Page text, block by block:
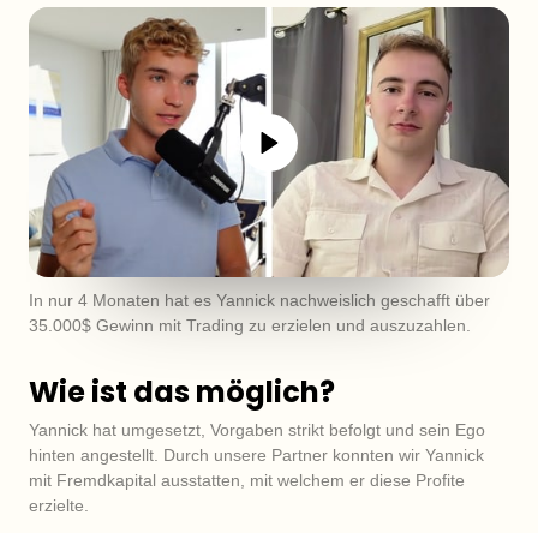
In nur 4 Monaten hat es Yannick nachweislich geschafft über
35.000$ Gewinn mit Trading zu erzielen und auszuzahlen.
Wie ist das möglich?
Yannick hat umgesetzt, Vorgaben strikt befolgt und sein Ego
hinten angestellt. Durch unsere Partner konnten wir Yannick
mit Fremdkapital ausstatten, mit welchem er diese Profite
erzielte.